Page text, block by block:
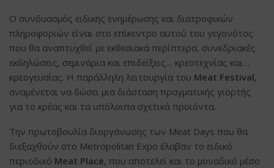
Ο συνδυασμός ειδικής ενημέρωσης και διατροφικών
πληροφοριών είναι στο επίκεντρο αυτού του γεγονότος
που θα αναπτυχθεί με εκθεσιακά περίπτερα, συνεδριακές
εκδηλώσεις, σεμινάρια και επιδείξεις… κρεοτεχνίας και…
κρεογευσίας. Η παράλληλη λειτουργία του Meat Festival,
αναμένεται να δώσει μια διάσταση πραγματικής γιορτής
για το κρέας και τα υπόλοιπα σχετικά προϊόντα.
Την πρωτοβουλία διοργάνωσης των Meat Days που θα
διεξαχθούν στο Metropolitan Expo έλαβαν το ειδικό
περιοδικό Meat Place, που αποτελεί και το μοναδικό μέσο